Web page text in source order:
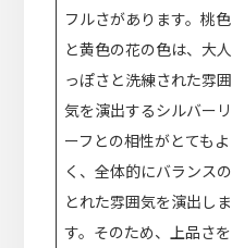
フルさがあります。桃色
と黄色の花の色は、大人
っぽさと洗練された雰囲
気を演出するシルバーリ
ーフとの相性がとてもよ
く、全体的にバランスの
とれた雰囲気を演出しま
す。そのため、上品さを